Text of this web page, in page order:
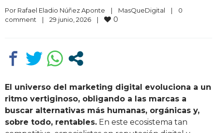
Por Rafael Eladio Núñez Aponte | MasQueDigital |
0
comment
| 29 junio, 2026 | 0
El universo del marketing digital evoluciona a un
ritmo vertiginoso, obligando a las marcas a
buscar alternativas más humanas, orgánicas y,
sobre todo, rentables. En este ecosistema tan